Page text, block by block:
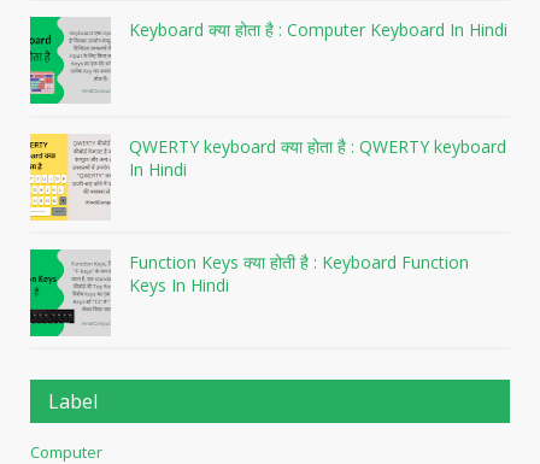
Keyboard क्या होता है : Computer Keyboard In Hindi
QWERTY keyboard क्या होता है : QWERTY keyboard
In Hindi
Function Keys क्या होती है : Keyboard Function
Keys In Hindi
Label
Computer